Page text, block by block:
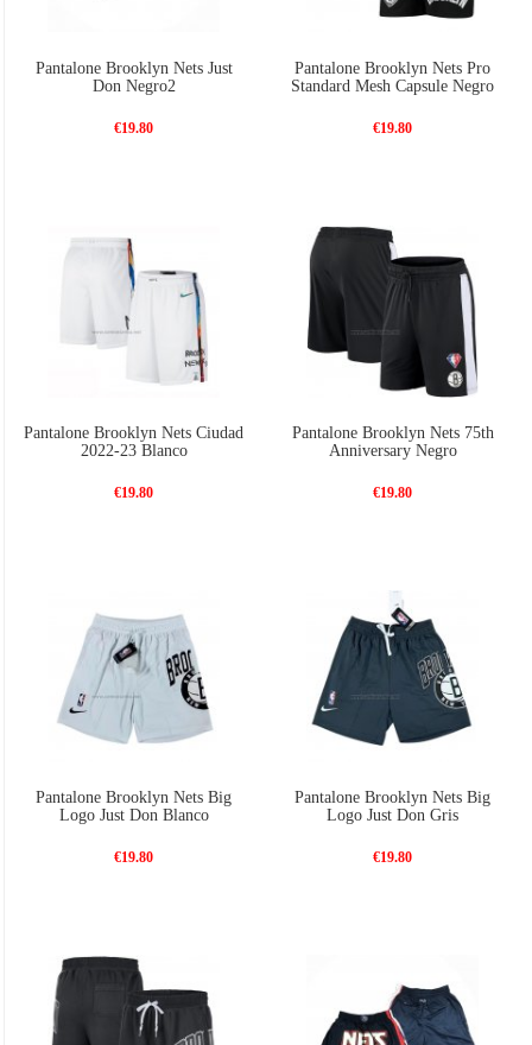
Pantalone Brooklyn Nets Just
Don Negro2
€19.80
Pantalone Brooklyn Nets Pro
Standard Mesh Capsule Negro
€19.80
Pantalone Brooklyn Nets Ciudad
2022-23 Blanco
€19.80
Pantalone Brooklyn Nets 75th
Anniversary Negro
€19.80
Pantalone Brooklyn Nets Big
Logo Just Don Blanco
€19.80
Pantalone Brooklyn Nets Big
Logo Just Don Gris
€19.80